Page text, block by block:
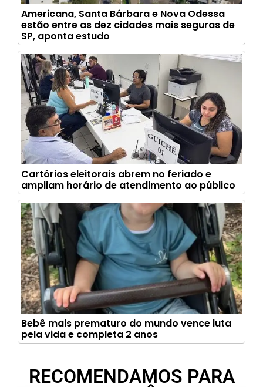
Americana, Santa Bárbara e Nova Odessa
estão entre as dez cidades mais seguras de
SP, aponta estudo
Cartórios eleitorais abrem no feriado e
ampliam horário de atendimento ao público
Bebê mais prematuro do mundo vence luta
pela vida e completa 2 anos
RECOMENDAMOS PARA